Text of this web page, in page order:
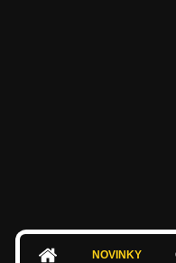
NOVINKY